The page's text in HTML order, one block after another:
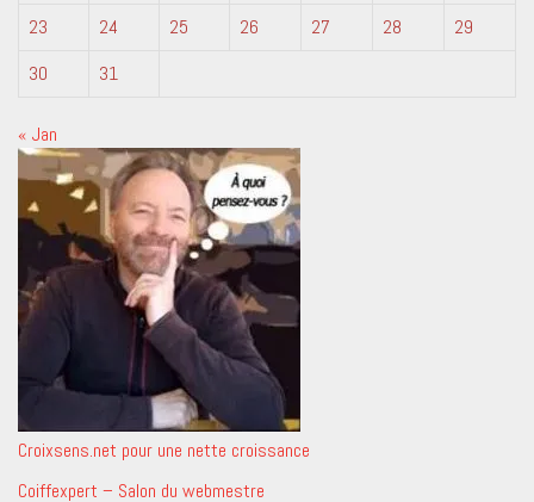
23
24 25 26 27 28
29
30
31
« Jan
Croixsens.net pour une nette croissance
Coiffexpert – Salon du webmestre